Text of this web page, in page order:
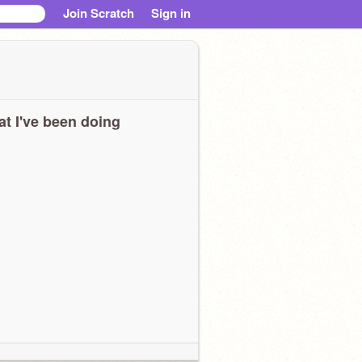
Join Scratch Sign in
I've been doing